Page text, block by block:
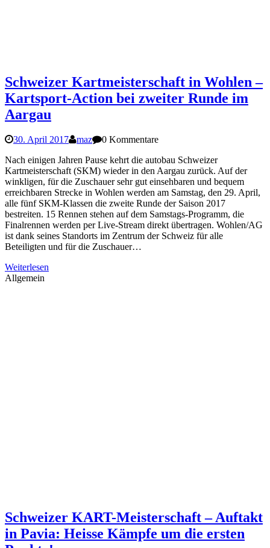
Schweizer Kartmeisterschaft in Wohlen –
Kartsport-Action bei zweiter Runde im
Aargau
30. April 2017 maz
0 Kommentare
Nach einigen Jahren Pause kehrt die autobau Schweizer
Kartmeisterschaft (SKM) wieder in den Aargau zurück. Auf der
winkligen, für die Zuschauer sehr gut einsehbaren und bequem
erreichbaren Strecke in Wohlen werden am Samstag, den 29. April,
alle fünf SKM-Klassen die zweite Runde der Saison 2017
bestreiten. 15 Rennen stehen auf dem Samstags-Programm, die
Finalrennen werden per Live-Stream direkt übertragen. Wohlen/AG
ist dank seines Standorts im Zentrum der Schweiz für alle
Beteiligten und für die Zuschauer…
Weiterlesen
Allgemein
Schweizer KART-Meisterschaft – Auftakt
in Pavia: Heisse Kämpfe um die ersten